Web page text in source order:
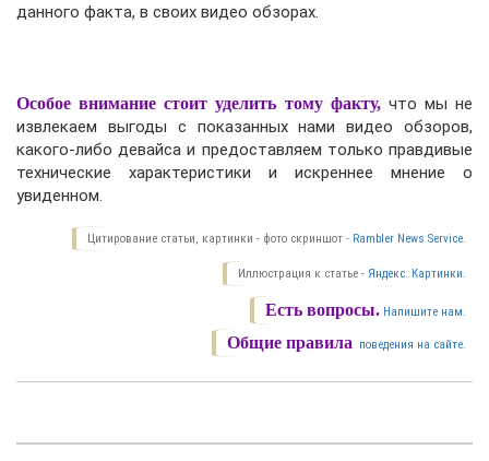
данного факта, в своих видео обзорах.
Особое внимание стоит уделить тому факту,что мы не
извлекаем выгоды с показанных нами видео обзоров,
какого-либо девайса и предоставляем только правдивые
технические характеристики и искреннее мнение о
увиденном.
Цитирование статьи, картинки - фото скриншот - Rambler News Service.
Иллюстрация к статье - Яндекс. Картинки.
Есть вопросы. Напишите нам.
Общие правила поведения на сайте.